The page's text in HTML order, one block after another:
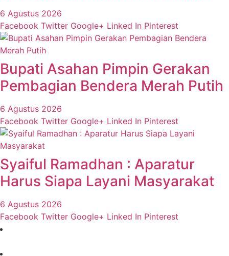
6 Agustus 2026
Facebook Twitter Google+ Linked In Pinterest
Bupati Asahan Pimpin Gerakan
Pembagian Bendera Merah Putih
6 Agustus 2026
Facebook Twitter Google+ Linked In Pinterest
Syaiful Ramadhan : Aparatur
Harus Siapa Layani Masyarakat
6 Agustus 2026
Facebook Twitter Google+ Linked In Pinterest